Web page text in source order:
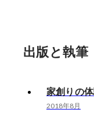
出版と執筆
家創りの
2018年8月